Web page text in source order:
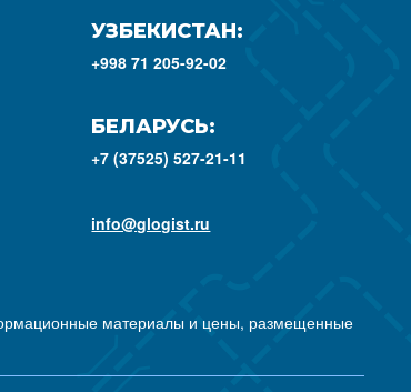
УЗБЕКИСТАН:
+998 71 205-92-02
БЕЛАРУСЬ:
+7 (37525) 527-21-11
info@glogist.ru
материалы и цены, размещенные